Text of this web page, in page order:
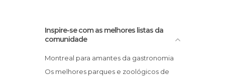
Sítios insólitos em Montreal
Inspire-se com as melhores listas da
comunidade
Montreal para amantes da gastronomia
Os melhores parques e zoológicos de